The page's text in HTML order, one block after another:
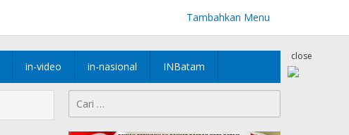
Tambahkan Menu
in-video in-nasional INBatam
close
untuk: